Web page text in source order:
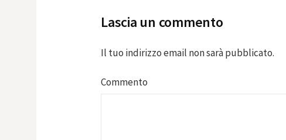
Lascia un commento
Il tuo indirizzo email non sarà pubblicato.
Commento